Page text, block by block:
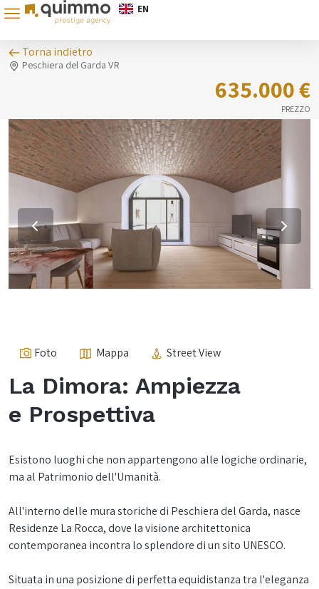
EN
Torna indietro
Peschiera del Garda VR
635.000 €
PREZZO
Foto Mappa Street View
La Dimora: Ampiezza
e Prospettiva
Esistono luoghi che non appartengono alle logiche ordinarie,
ma al Patrimonio dell'Umanità.
All'interno delle mura storiche di Peschiera del Garda, nasce
Residenze La Rocca, dove la visione architettonica
contemporanea incontra lo splendore di un sito UNESCO.
Situata in una posizione di perfetta equidistanza tra l'eleganza